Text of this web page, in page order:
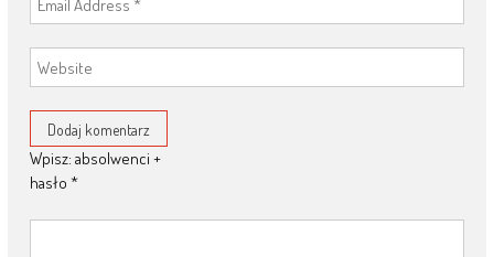
Wpisz: absolwenci +
hasło *